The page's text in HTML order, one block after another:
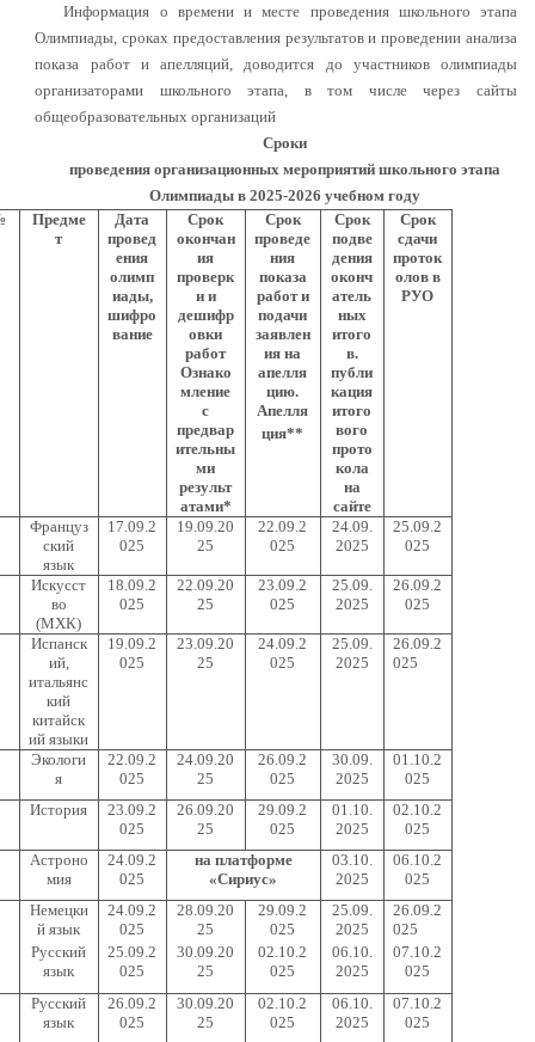
Информация о времени и месте проведения школьного этапа
Олимпиады, сроках предоставления результатов и проведении анализа
показа работ и апелляций, доводится до участников олимпиады
организаторами школьного этапа, в том числе через сайты
общеобразовательных организаций
Сроки
проведения организационных мероприятий школьного этапа
Олимпиады в 2025-2026 учебном году
Предме
т
Дата
провед
ения
олимп
иады,
шифро
вание
Срок
окончан
ия
проверк
и и
дешифр
овки
работ
Ознако
мление
с
предвар
ительны
ми
результ
атами*
Срок
проведе
ния
показа
работ и
подачи
заявлен
ия на
апелля
цию.
Апелля
ция**
Срок
подве
дения
оконч
атель
ных
итого
в.
публи
кация
итого
вого
прото
кола
на
сайте
Срок
сдачи
проток
олов в
РУО
Француз
ский
язык
17.09.2
025
19.09.20
25
22.09.2
025
24.09.
2025
25.09.2
025
Искусст
во
(МХК)
18.09.2
025
22.09.20
25
23.09.2
025
25.09.
2025
26.09.2
025
Испанск
ий,
итальянс
кий
китайск
ий языки
19.09.2
025
23.09.20
25
24.09.2
025
25.09.
2025
26.09.2
025
Экологи
я
22.09.2
025
24.09.20
25
26.09.2
025
30.09.
2025
01.10.2
025
История
23.09.2
025
26.09.20
25
29.09.2
025
01.10.
2025
02.10.2
025
Астроно
мия
24.09.2
025
на платформе
«Сириус»
03.10.
2025
06.10.2
025
Немецки
й язык
24.09.2
025
28.09.20
25
29.09.2
025
25.09.
2025
26.09.2
025
Русский
язык
25.09.2
025
30.09.20
25
02.10.2
025
06.10.
2025
07.10.2
025
Русский
язык
26.09.2
025
30.09.20
25
02.10.2
025
06.10.
2025
07.10.2
025